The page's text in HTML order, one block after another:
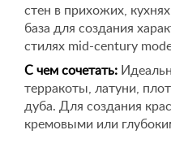
стен в прихожих,
база для создания
стилях mid-century
С чем сочетать:
терракоты, латуни,
дуба. Для создания
кремовыми или